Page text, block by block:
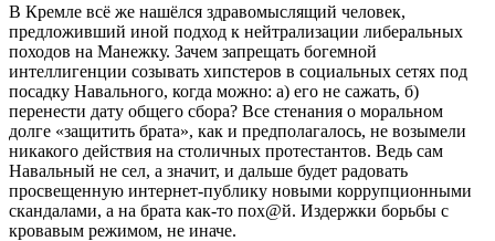
В Кремле всё же нашёлся здравомыслящий человек,
предложивший иной подход к нейтрализации либеральных
походов на Манежку. Зачем запрещать богемной
интеллигенции созывать хипстеров в социальных сетях под
посадку Навального, когда можно: а) его не сажать, б)
перенести дату общего сбора? Все стенания о моральном
долге «защитить брата», как и предполагалось, не возымели
никакого действия на столичных протестантов. Ведь сам
Навальный не сел, а значит, и дальше будет радовать
просвещенную интернет-публику новыми коррупционными
скандалами, а на брата как-то пох@й. Издержки борьбы с
кровавым режимом, не иначе.